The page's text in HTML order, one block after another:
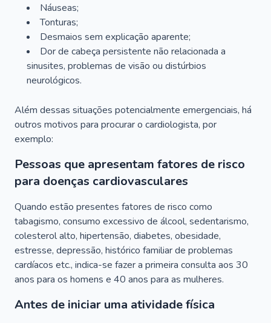
Náuseas;
Tonturas;
Desmaios sem explicação aparente;
Dor de cabeça persistente não relacionada a
sinusites, problemas de visão ou distúrbios
neurológicos.
Além dessas situações potencialmente emergenciais, há
outros motivos para procurar o cardiologista, por
exemplo:
Pessoas que apresentam fatores de risco
para doenças cardiovasculares
Quando estão presentes fatores de risco como
tabagismo, consumo excessivo de álcool, sedentarismo,
colesterol alto, hipertensão, diabetes, obesidade,
estresse, depressão, histórico familiar de problemas
cardíacos etc., indica-se fazer a primeira consulta aos 30
anos para os homens e 40 anos para as mulheres.
Antes de iniciar uma atividade física